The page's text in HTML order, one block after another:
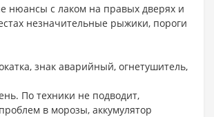
нюансы с лаком на правых дверях и
незначительные рыжики, пороги
знак аварийный, огнетушитель,
По техники не подводит,
в морозы, аккумулятор